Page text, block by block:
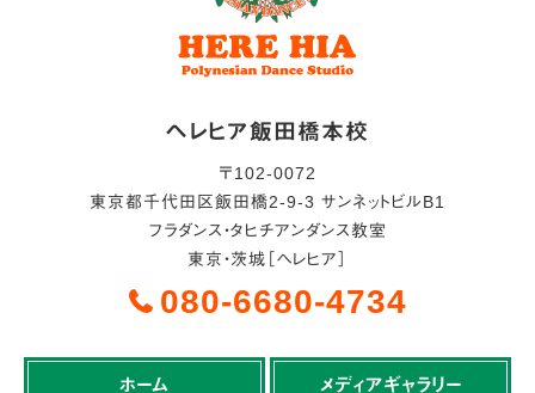
ヘレヒア飯田橋本校
〒102-0072
東京都千代田区飯田橋2-9-3 サンネットビルB1
フラダンス・タヒチアンダンス教室
東京・茨城［ヘレヒア］
080-6680-4734
ホーム メディアギャラリー